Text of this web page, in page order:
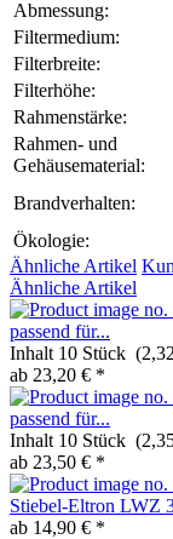
Abmessung:
Filtermedium:
Filterbreite:
Filterhöhe:
Rahmenstärke:
Rahmen- und
Gehäusematerial:
Brandverhalten:
Ökologie:
Ähnliche Artikel
Ähnliche Artikel
passend für...
Inhalt 10 Stück
ab 23,20 € *
passend für...
Inhalt 10 Stück
ab 23,50 € *
Stiebel-Eltron LWZ
ab 14,90 € *